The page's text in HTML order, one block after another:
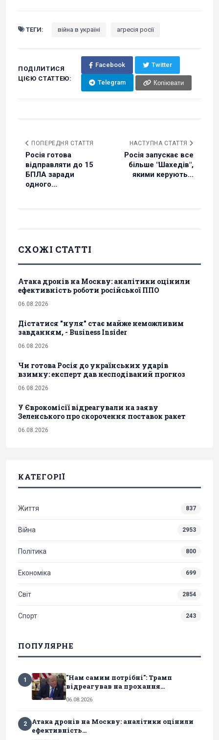
ТЕГИ: війна в україні агресія росії
ПОДІЛИТИСЯ
ЦІЄЮ СТАТТЕЮ:
Facebook Twitter
Telegram Копіювати
ПОПЕРЕДНЯ СТАТТЯ
Росія готова
відправляти до 15
БПЛА заради
одного...
НАСТУПНА СТАТТЯ
Росія запускає все
більше "Шахедів",
якими керують...
СХОЖІ СТАТТІ
Атака дронів на Москву: аналітики оцінили
ефективність роботи російської ППО
06.08.2026
Дістатися "нуля" стає майже неможливим
завданням, - Business Insider
06.08.2026
Чи готова Росія до українських ударів
взимку: експерт дав несподіваний прогноз
06.08.2026
У Єврокомісії відреагували на заяву
Зеленського про скорочення поставок ракет
06.08.2026
КАТЕГОРІЇ
Життя 837
Війна 2953
Політика 800
Економіка 699
Світ 2854
Спорт 243
ПОПУЛЯРНЕ
1
"Нам самим потрібні": Трамп
відреагував на прохання...
06.08.2026
2
Атака дронів на Москву: аналітики оцінили
ефективність...